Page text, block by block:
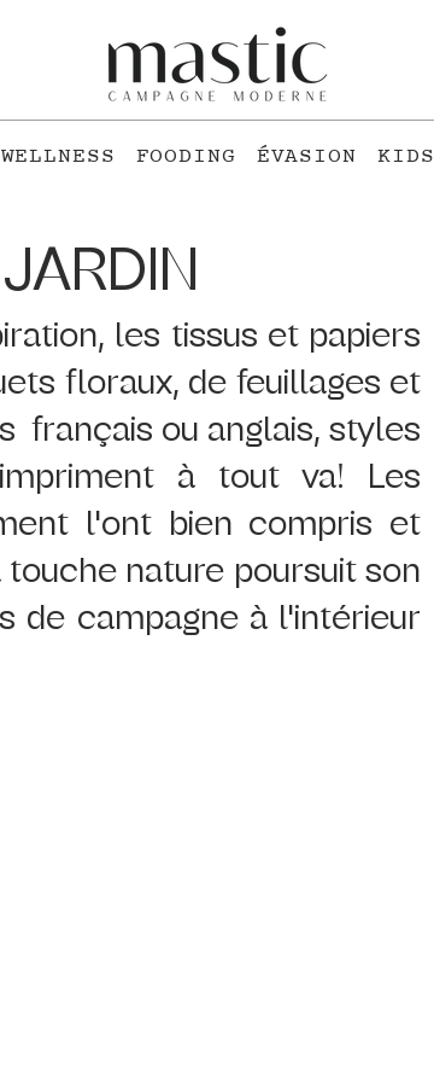
WELLNESS FOODING ÉVASION KIDS
les tissus et papiers
floraux, de feuillages et
français ou anglais, styles
à tout va! Les
l'ont bien compris et
nature poursuit son
de campagne à l'intérieur